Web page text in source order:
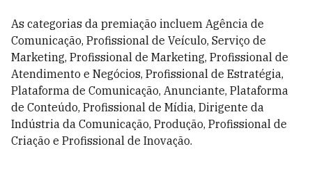
As categorias da premiação incluem Agência de
Comunicação, Profissional de Veículo, Serviço de
Marketing, Profissional de Marketing, Profissional de
Atendimento e Negócios, Profissional de Estratégia,
Plataforma de Comunicação, Anunciante, Plataforma
de Conteúdo, Profissional de Mídia, Dirigente da
Indústria da Comunicação, Produção, Profissional de
Criação e Profissional de Inovação.